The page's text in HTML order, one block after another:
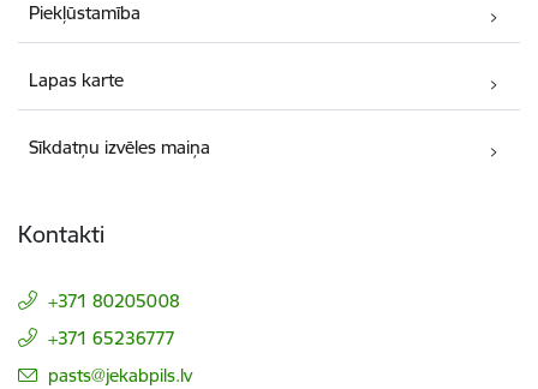
Piekļūstamība
Lapas karte
Sīkdatņu izvēles maiņa
Kontakti
+371 80205008
+371 65236777
E-pasts:
pasts@jekabpils.lv